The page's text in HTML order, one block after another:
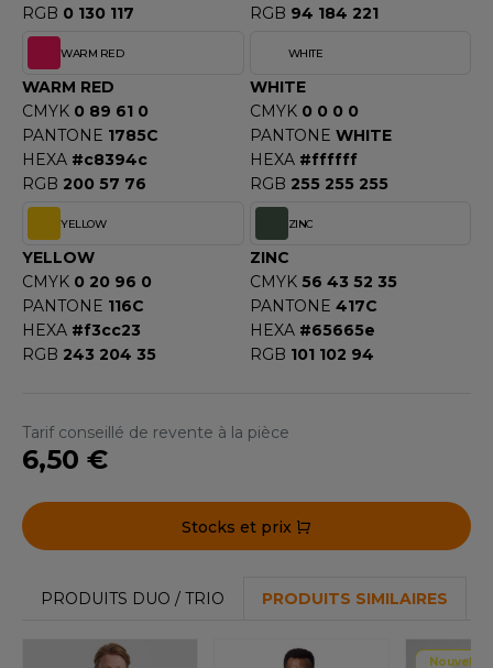
RGB 0 130 117
RGB 94 184 221
WARM RED
WARM RED
CMYK 0 89 61 0
PANTONE 1785C
HEXA #c8394c
RGB 200 57 76
WHITE
WHITE
CMYK 0 0 0 0
PANTONE WHITE
HEXA #ffffff
RGB 255 255 255
YELLOW
YELLOW
CMYK 0 20 96 0
PANTONE 116C
HEXA #f3cc23
RGB 243 204 35
ZINC
ZINC
CMYK 56 43 52 35
PANTONE 417C
HEXA #65665e
RGB 101 102 94
Tarif conseillé de revente à la pièce
6,50 €
Stocks et prix
PRODUITS DUO / TRIO PRODUITS SIMILAIRES
Nouvelle